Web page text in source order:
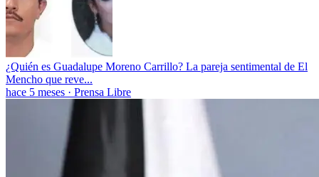
¿Quién es Guadalupe Moreno Carrillo? La pareja sentimental de El
Mencho que reve...
hace 5 meses · Prensa Libre